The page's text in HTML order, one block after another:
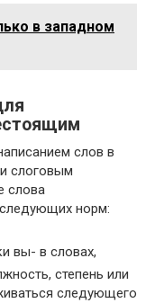
в западном
слов в
слоговым
слова
норм:
вы- в словах,
степень или
следующего